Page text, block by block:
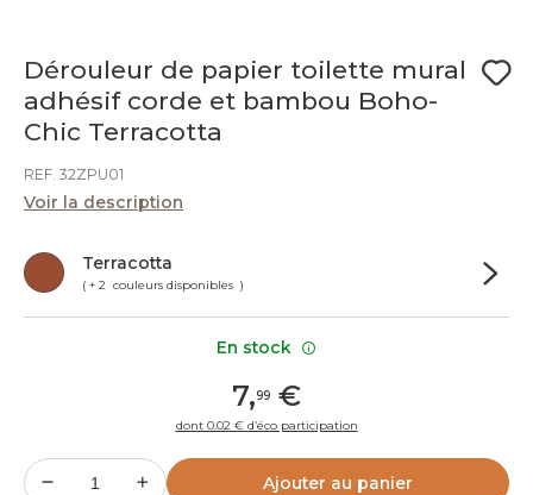
Dérouleur de papier toilette mural
adhésif corde et bambou Boho-
Chic Terracotta
REF. 32ZPU01
Voir la description
Terracotta
( + 2 couleurs disponibles )
7,99 €
dont 0.02 € d’éco participation
Ajouter au panier